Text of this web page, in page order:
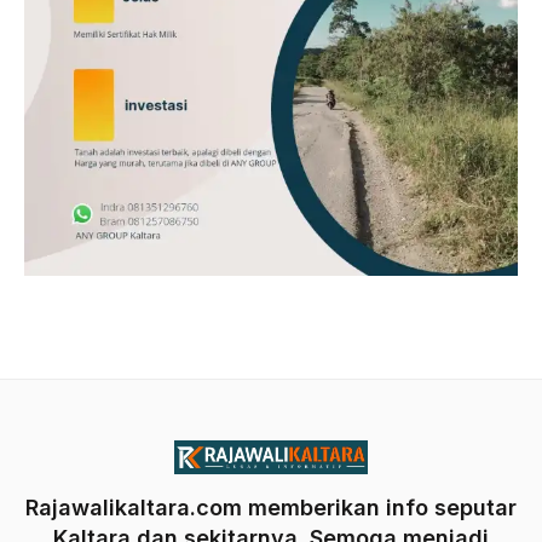
Rajawalikaltara.com memberikan info seputar